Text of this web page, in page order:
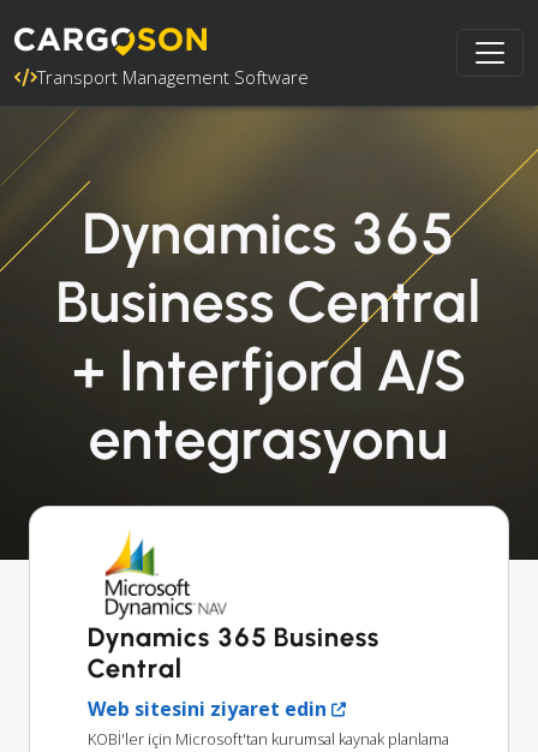
Transport Management Software
Dynamics 365
Business Central
+ Interfjord A/S
entegrasyonu
Dynamics 365 Business
Central
Web sitesini ziyaret edin
KOBİ'ler için Microsoft'tan kurumsal kaynak planlama